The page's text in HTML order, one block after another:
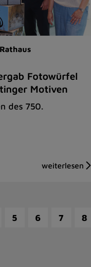
Rathaus
Fotowürfel
Motiven
des 750.
5 6 7 8